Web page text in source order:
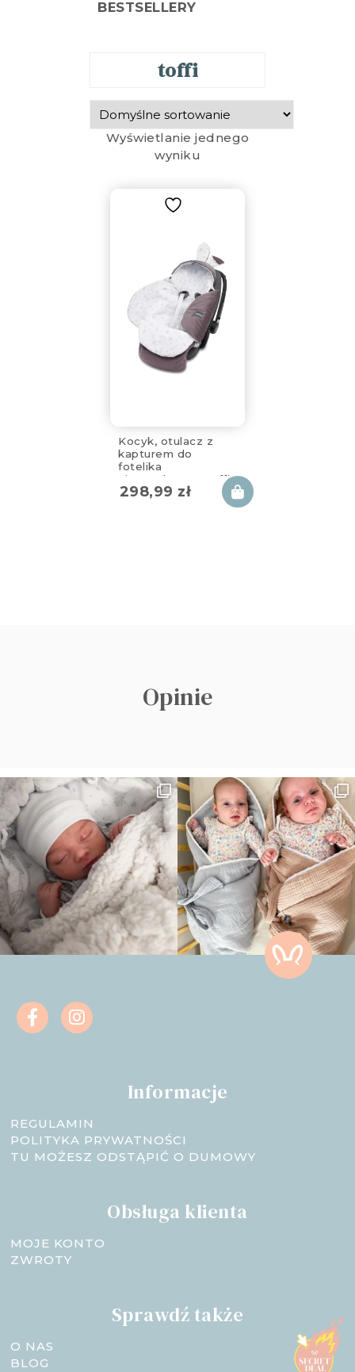
BESTSELLERY
toffi
Wyświetlanie jednego
wyniku
Kocyk, otulacz z
kapturem do
fotelika
niemowlęcego toffi
298,99 zł
Opinie
Informacje
REGULAMIN
POLITYKA PRYWATNOŚCI
TU MOŻESZ ODSTĄPIĆ O DUMOWY
Obsługa klienta
MOJE KONTO
ZWROTY
Sprawdź także
O NAS
BLOG